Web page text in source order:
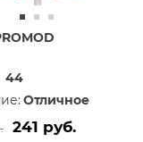
44
Отличное
241 руб.